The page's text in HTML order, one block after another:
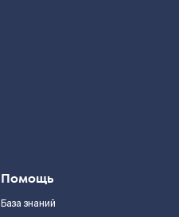
Помощь
База знаний